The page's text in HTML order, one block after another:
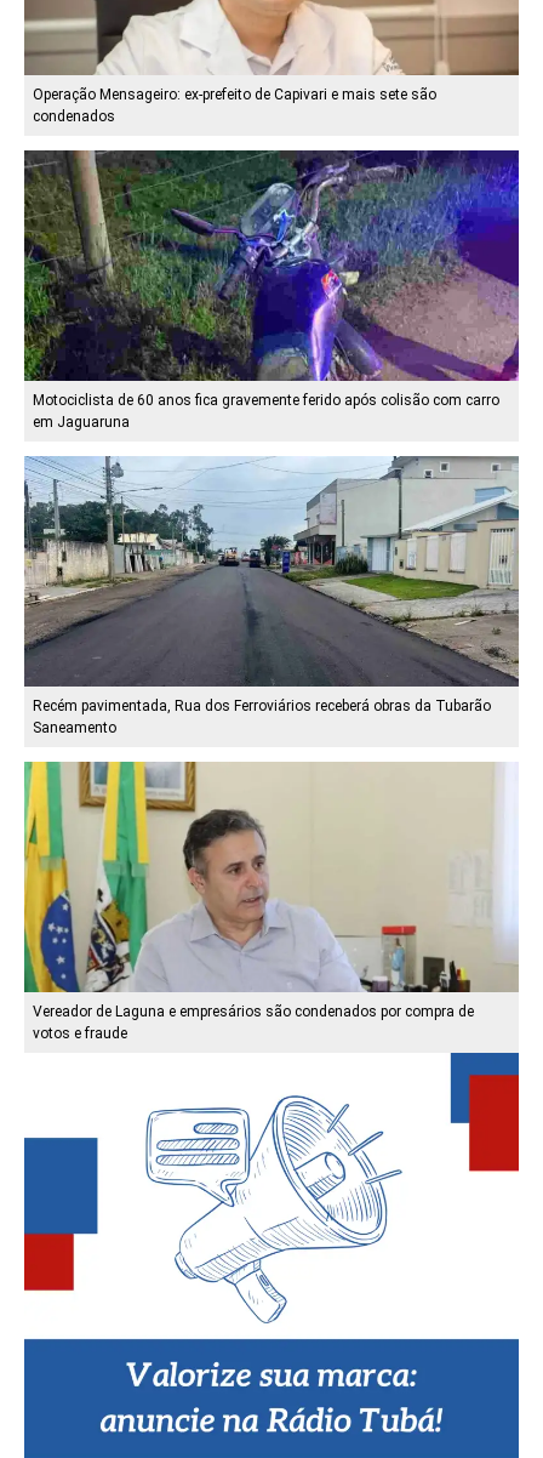
Operação Mensageiro: ex-prefeito de Capivari e mais sete são
condenados
Motociclista de 60 anos fica gravemente ferido após colisão com carro
em Jaguaruna
Recém pavimentada, Rua dos Ferroviários receberá obras da Tubarão
Saneamento
Vereador de Laguna e empresários são condenados por compra de
votos e fraude